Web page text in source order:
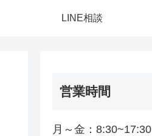
LINE相談
営業時間
月～金：8:30~17:30